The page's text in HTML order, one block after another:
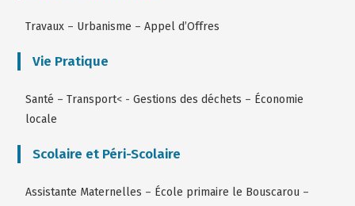
Travaux – Urbanisme –Appel d’Offres
Vie Pratique
Santé –Transport< -Gestions des déchets – Économie
locale
Scolaire et Péri-Scolaire
Assistante Maternelles – École primaire le Bouscarou –